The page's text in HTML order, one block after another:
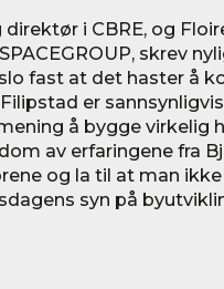
i CBRE, og
skrev
fast at det haster å
er
å bygge virkelig
av erfaringene fra
og la til at man
syn på